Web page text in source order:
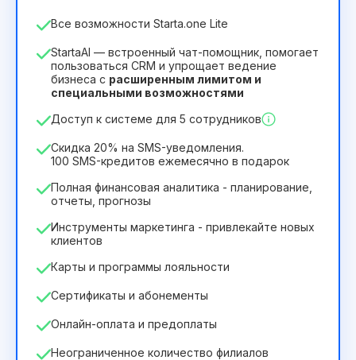
Количество сотрудников
Срок действия лицензии
12 Months(скидка -25%) Выгодный
349₴ 244₴/месяц
Все возможности Starta.one Lite
StartaAI — встроенный чат-помощник, помогает
пользоваться CRM и упрощает ведение
бизнеса с расширенным лимитом и
специальными возможностями
Доступ к системе для 5 сотрудников
Скидка 20% на SMS-уведомления.
100 SMS-кредитов ежемесячно в подарок
Полная финансовая аналитика - планирование,
отчеты, прогнозы
Инструменты маркетинга - привлекайте новых
клиентов
Карты и программы лояльности
Сертификаты и абонементы
Онлайн-оплата и предоплаты
Неограниченное количество филиалов